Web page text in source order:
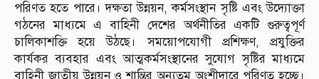
পরিণত হতে পারে। দক্ষতা উন্নয়ন, কর্মসংস্থান সৃষ্টি এবং উদ্যোক্তা
গঠনের মাধ্যমে এ বাহিনী দেশের অর্থনীতির একটি গুরুত্বপূর্ণ
চালিকাশক্তি হয়ে উঠছে। সময়োপযোগী প্রশিক্ষণ, প্রযুক্তির
কার্যকর ব্যবহার এবং আত্মকর্মসংস্থানের সুযোগ সৃষ্টির মাধ্যমে
বাহিনী জাতীয় উন্নয়ন ও শান্তির অন্যতম অংশীদারে পরিণত হচ্ছে।